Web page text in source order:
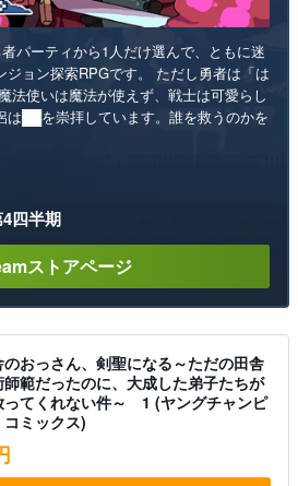
パーティから1人だけ選んで、ともに迷
ョン探索RPGです。 ただし勇者は「は
法使いは魔法が使えず、戦士は可愛らし
は██を崇拝しています。誰を救うのかを
四半期
ストアページ
のおっさん、剣聖になる～ただの田舎
範だったのに、大成した弟子たちが
ってくれない件～ 1 (ヤングチャンピ
ミックス)